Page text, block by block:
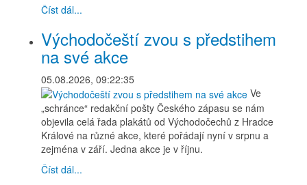
Číst dál...
Východočeští zvou s předstihem
na své akce
05.08.2026, 09:22:35
Ve
„schránce“ redakční pošty Českého zápasu se nám
objevila celá řada plakátů od Východočechů z Hradce
Králové na různé akce, které pořádají nyní v srpnu a
zejména v září. Jedna akce je v říjnu.
Číst dál...